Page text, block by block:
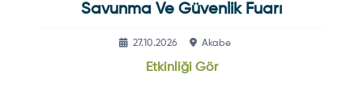
Savunma Ve Güvenlik Fuarı
27.10.2026 Akabe
Etkinliği Gör